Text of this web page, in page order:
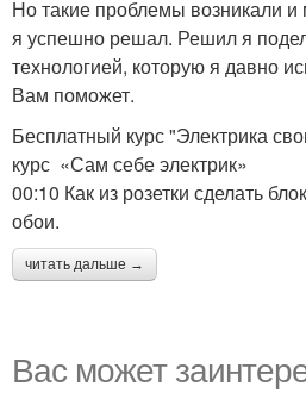
Но такие проблемы возникали и
я успешно решал. Решил я
технологией, которую я давно
Вам поможет.
Бесплатный курс "Электрика
курс «Сам себе электрик»
00:10 Как из розетки сделать
обои.
читать дальше →
Вас может